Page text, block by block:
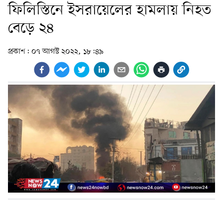
ফিলিস্তিনে ইসরায়েলের হামলায় নিহত
বেড়ে ২৪
প্রকাশ: ০৭ আগস্ট ২০২২, ১৮:৪৯